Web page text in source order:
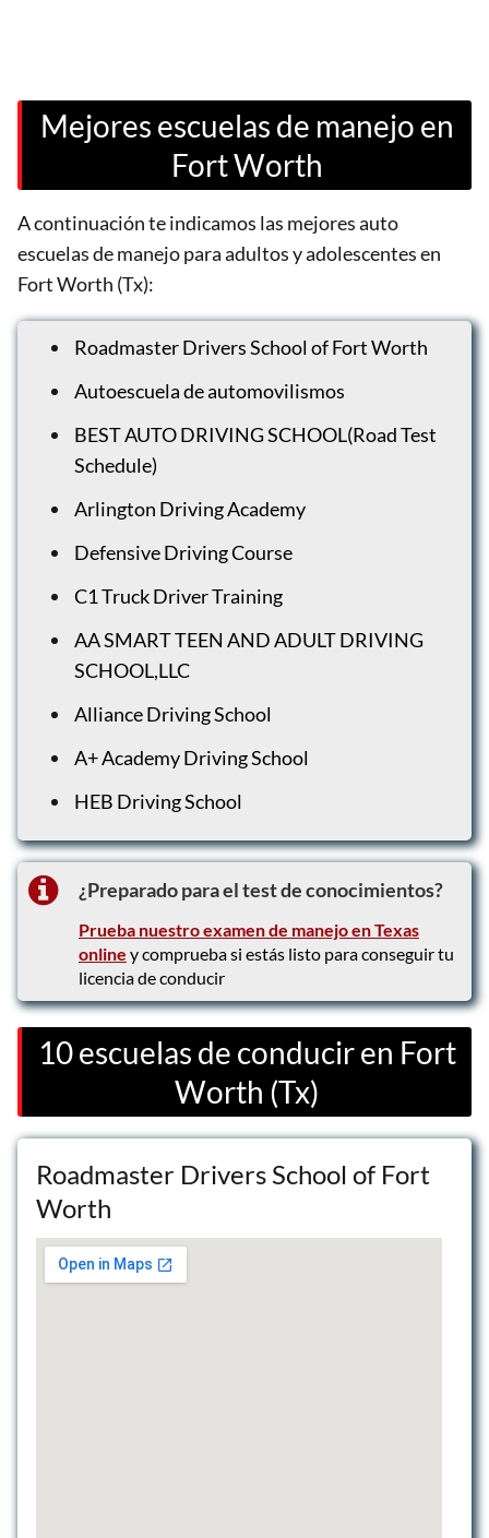
Mejores escuelas de manejo en
Fort Worth
A continuación te indicamos las mejores auto
escuelas de manejo para adultos y adolescentes en
Fort Worth (Tx):
Roadmaster Drivers School of Fort Worth
Autoescuela de automovilismos
BEST AUTO DRIVING SCHOOL(Road Test
Schedule)
Arlington Driving Academy
Defensive Driving Course
C1 Truck Driver Training
AA SMART TEEN AND ADULT DRIVING
SCHOOL,LLC
Alliance Driving School
A+ Academy Driving School
HEB Driving School
¿Preparado para el test de conocimientos?
Prueba nuestro examen de manejo en Texas
online y comprueba si estás listo para conseguir tu
licencia de conducir
10 escuelas de conducir en Fort
Worth (Tx)
Roadmaster Drivers School of Fort
Worth